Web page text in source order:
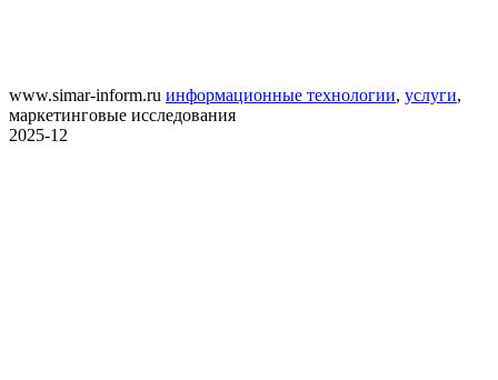
www.simar-inform.ru информационные технологии, услуги,
маркетинговые исследования
2025-12